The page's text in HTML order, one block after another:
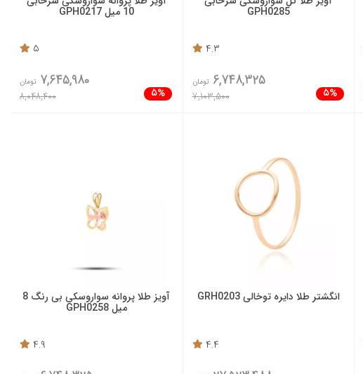
GPH0285
4.3
5%
6,748,325 تومان
7,103,500
10 میل GPH0217
5
5%
7,645,980 تومان
8,048,400
انگشتر طلا دایره توخالی GRH0203
4.4
آویز طلا پروانه سواروسکی بی رنگ 8
میل GPH0258
4.9